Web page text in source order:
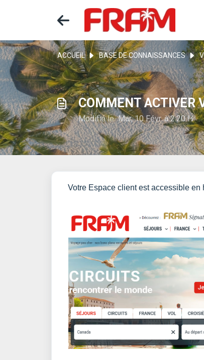
ACCUEIL BASE DE CONNAISSANCES
COMMENT ACTIVER
Modifié le Mar, 10 Févr. à 2:20 H
Votre Espace client est accessible en